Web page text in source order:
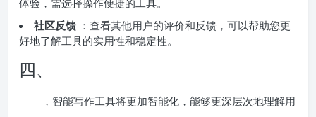
体验，需选择操作便捷的工具。
社区反馈 ：查看其他用户的评价和反馈，可以帮助您更
好地了解工具的实用性和稳定性。
四、
，智能写作工具将更加智能化，能够更深层次地理解用